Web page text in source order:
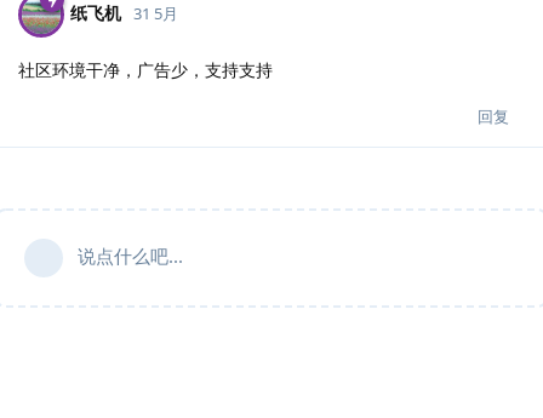
纸飞机 31 5月
社区环境干净，广告少，支持支持
回复
说点什么吧...